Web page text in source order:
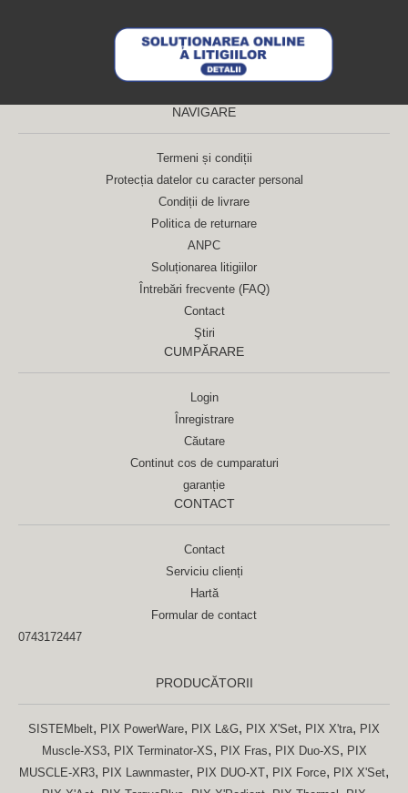
NAVIGARE
Termeni și condiții
Protecția datelor cu caracter personal
Condiții de livrare
Politica de returnare
ANPC
Soluționarea litigiilor
Întrebări frecvente (FAQ)
Contact
Ştiri
CUMPĂRARE
Login
Înregistrare
Căutare
Continut cos de cumparaturi
garanție
CONTACT
Contact
Serviciu clienți
Hartă
Formular de contact
0743172447
PRODUCĂTORII
SISTEMbelt, PIX PowerWare, PIX L&G, PIX X'Set, PIX X'tra, PIX
Muscle-XS3, PIX Terminator-XS, PIX Fras, PIX Duo-XS, PIX
MUSCLE-XR3, PIX Lawnmaster, PIX DUO-XT, PIX Force, PIX X'Set,